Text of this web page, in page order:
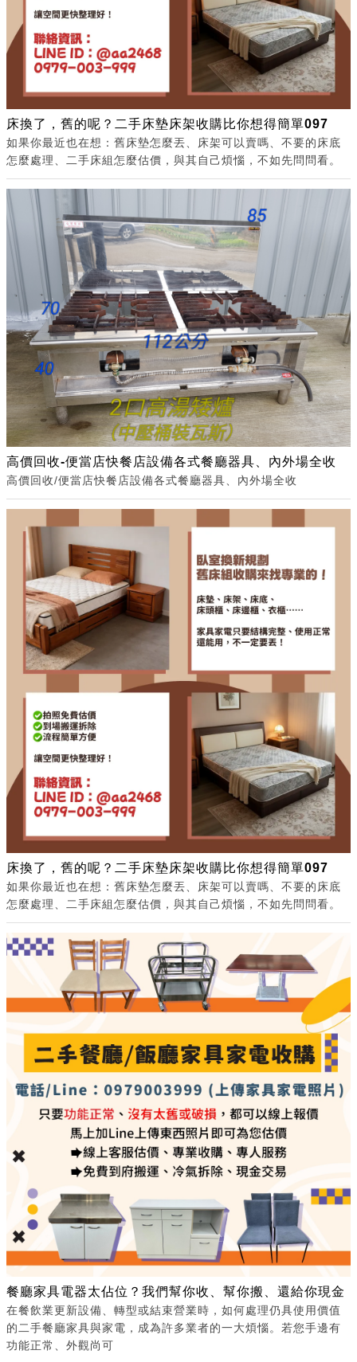
床換了，舊的呢？二手床墊床架收購比你想得簡單097
如果你最近也在想：舊床墊怎麼丟、床架可以賣嗎、不要的床底
怎麼處理、二手床組怎麼估價，與其自己煩惱，不如先問問看。
高價回收-便當店快餐店設備各式餐廳器具、內外場全收
高價回收/便當店快餐店設備各式餐廳器具、內外場全收
床換了，舊的呢？二手床墊床架收購比你想得簡單097
如果你最近也在想：舊床墊怎麼丟、床架可以賣嗎、不要的床底
怎麼處理、二手床組怎麼估價，與其自己煩惱，不如先問問看。
餐廳家具電器太佔位？我們幫你收、幫你搬、還給你現金
在餐飲業更新設備、轉型或結束營業時，如何處理仍具使用價值
的二手餐廳家具與家電，成為許多業者的一大煩惱。若您手邊有
功能正常、外觀尚可